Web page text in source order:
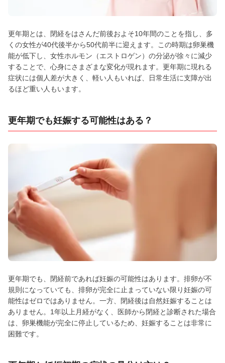
更年期とは、閉経をはさんだ前後およそ10年間のことを指し、多
くの女性が40代後半から50代前半に迎えます。この時期は卵巣機
能が低下し、女性ホルモン（エストロゲン）の分泌が徐々に減少
することで、心身にさまざまな変化が現れます。更年期に現れる
症状には個人差が大きく、軽い人もいれば、日常生活に支障が出
るほど重い人もいます。
更年期でも妊娠する可能性はある？
更年期でも、閉経前であれば妊娠の可能性はあります。排卵が不
規則になっていても、排卵が完全に止まっていない限り妊娠の可
能性はゼロではありません。一方、閉経後は自然妊娠することは
ありません。1年以上月経がなく、医師から閉経と診断された場合
は、卵巣機能が完全に停止しているため、妊娠することは非常に
困難です。